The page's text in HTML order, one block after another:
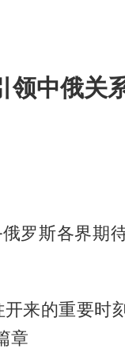
领中俄关
罗斯各界期
开来的重要
章